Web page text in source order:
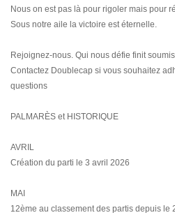
Nous on est pas là pour rigoler mais pour
Sous notre aile la victoire est éternelle.
Rejoignez-nous. Qui nous défie finit
Contactez Doublecap si vous souhaitez
questions
PALMARÈS et HISTORIQUE
AVRIL
Création du parti le 3 avril 2026
MAI
12ème au classement des partis depuis le